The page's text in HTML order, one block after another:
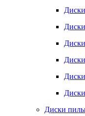
Диски